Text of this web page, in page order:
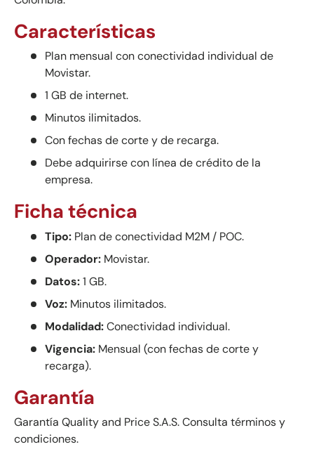
Características
Plan mensual con conectividad individual de
Movistar.
1 GB de internet.
Minutos ilimitados.
Con fechas de corte y de recarga.
Debe adquirirse con línea de crédito de la
empresa.
Ficha técnica
Tipo: Plan de conectividad M2M / POC.
Operador: Movistar.
Datos:1 GB.
Voz: Minutos ilimitados.
Modalidad:Conectividad individual.
Vigencia: Mensual (con fechas de corte y
recarga).
Garantía
Garantía Quality and Price S.A.S. Consulta términos y
condiciones.